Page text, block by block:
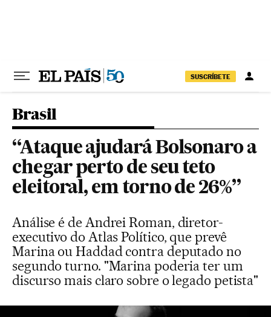
SUSCRÍBETE
Brasil
“Ataque ajudará Bolsonaro a
chegar perto de seu teto
eleitoral, em torno de 26%”
Análise é de Andrei Roman, diretor-
executivo do Atlas Político, que prevê
Marina ou Haddad contra deputado no
segundo turno. "Marina poderia ter um
discurso mais claro sobre o legado petista"